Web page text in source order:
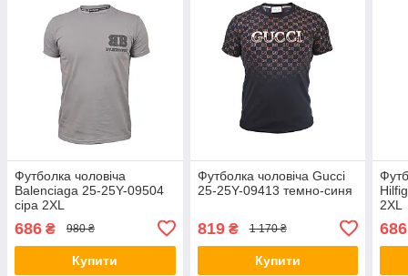
Футболка чоловіча
Balenciaga 25-25Y-09504
сіра 2XL
686 ₴ 980 ₴
Купити
Футболка чоловіча Gucci
25-25Y-09413 темно-синя
819₴ 1 170 ₴
Купити
2XL
686